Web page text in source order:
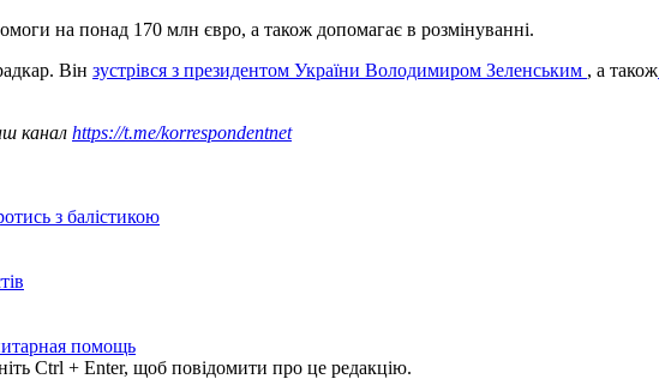
на понад 170 млн євро, а також допомагає в розмінуванні.
Він зустрівся з президентом України Володимиром Зеленським , а також
канал https://t.me/korrespondentnet
з балістикою
помощь
Ctrl + Enter, щоб повідомити про це редакцію.